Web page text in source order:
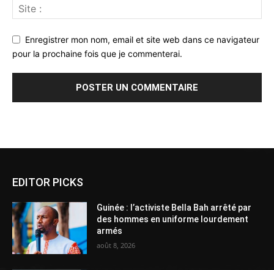
Enregistrer mon nom, email et site web dans ce navigateur
pour la prochaine fois que je commenterai.
EDITOR PICKS
Guinée : l’activiste Bella Bah arrêté par
des hommes en uniforme lourdement
armés
août 8, 2026